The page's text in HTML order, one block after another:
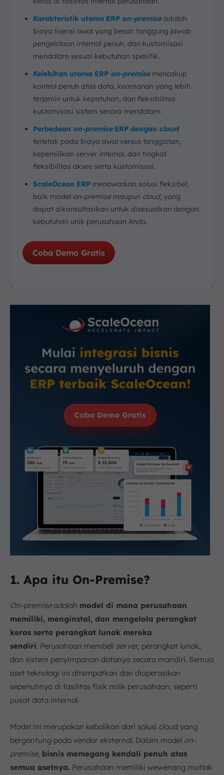
Karakteristik utama ERP on-premiseadalah
biaya lisensi awal yang besar, tanggung jawab
pengelolaan internal penuh, dan kustomisasi
mendalam sesuai kebutuhan spesifik.
Kelebihan utama ERP on-premisemencakup
kontrol penuh atas data, keamanan yang lebih
terjamin untuk kepatuhan, dan fleksibilitas
kustomisasi sistem secara mendalam.
Perbedaan on-premiseERP dengan cloud
terletak pada biaya awal versus langganan,
kepemilikan server internal, dan tingkat
fleksibilitas akses serta kustomisasi.
ScaleOcean ERP menawarkan solusi fleksibel,
baik model on-premisemaupun cloud, yang
dapat dikonsultasikan untuk disesuaikan dengan
kebutuhan unik perusahaan Anda.
Coba Demo Gratis
1. Apa itu On-Premise?
On-premiseadalah model di mana perusahaan
memiliki, menginstal, dan mengelola perangkat
keras serta perangkat lunak mereka
sendiri. Perusahaan membeli server, perangkat lunak,
dan sistem penyimpanan datanya secara mandiri. Semua
aset teknologi ini ditempatkan dan dioperasikan
sepenuhnya di fasilitas fisik milik perusahaan, seperti
pusat data internal.
Model ini merupakan kebalikan dari solusi cloud yang
bergantung pada vendor eksternal. Dalam model on-
premise, bisnis memegang kendali penuh atas
semua asetnya. Perusahaan memiliki wewenang mutlak